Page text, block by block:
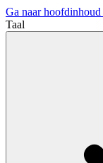
Ga naar hoofdinhoud
Taal